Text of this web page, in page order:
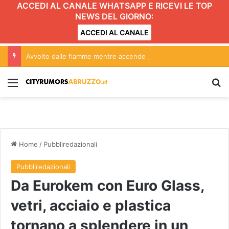
ACCEDI AL CANALE WHATSAPP E RICEVI LE TOP
NEWS DEL GIORNO:
ACCEDI AL CANALE
Avvolto dalle fiamme mentre accende il barbecue
Menu
Home / Pubbliredazionali
Pubbliredazionali
Da Eurokem con Euro Glass,
vetri, acciaio e plastica